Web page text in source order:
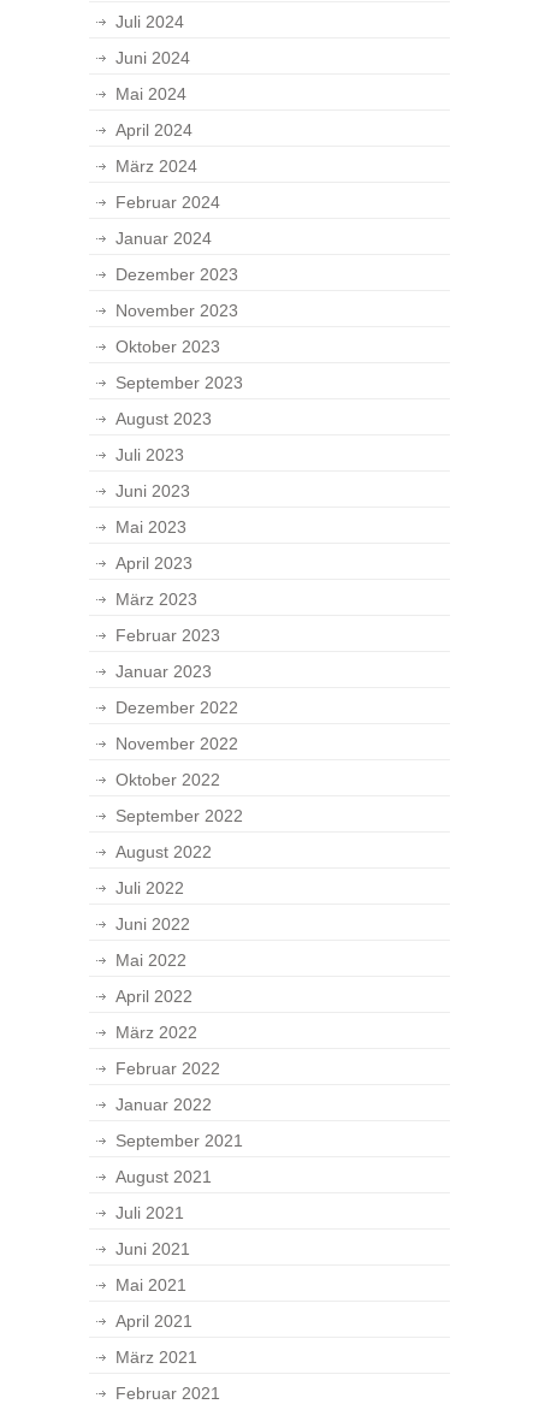
Juli 2024
Juni 2024
Mai 2024
April 2024
März 2024
Februar 2024
Januar 2024
Dezember 2023
November 2023
Oktober 2023
September 2023
August 2023
Juli 2023
Juni 2023
Mai 2023
April 2023
März 2023
Februar 2023
Januar 2023
Dezember 2022
November 2022
Oktober 2022
September 2022
August 2022
Juli 2022
Juni 2022
Mai 2022
April 2022
März 2022
Februar 2022
Januar 2022
September 2021
August 2021
Juli 2021
Juni 2021
Mai 2021
April 2021
März 2021
Februar 2021